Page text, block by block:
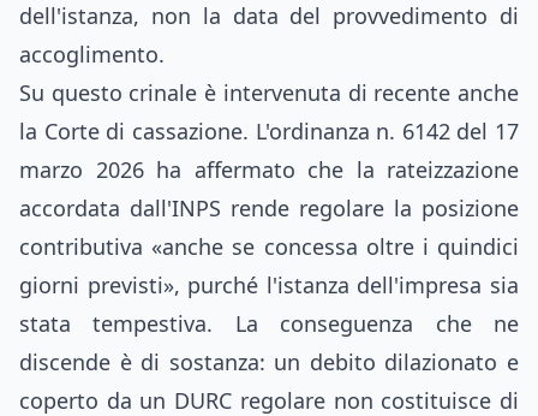
dell'istanza, non la data del provvedimento di
accoglimento.
Su questo crinale è intervenuta di recente anche
la Corte di cassazione. L'ordinanza n. 6142 del 17
marzo 2026 ha affermato che la rateizzazione
accordata dall'INPS rende regolare la posizione
contributiva «anche se concessa oltre i quindici
giorni previsti», purché l'istanza dell'impresa sia
stata tempestiva. La conseguenza che ne
discende è di sostanza: un debito dilazionato e
coperto da un DURC regolare non costituisce di